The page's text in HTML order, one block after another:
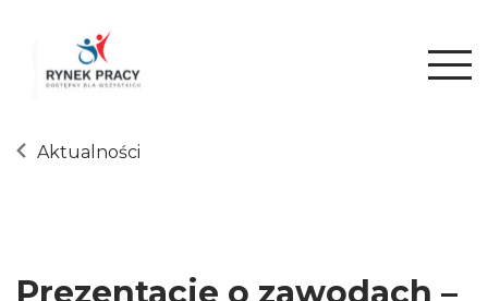
Aktualności
Prezentacje o zawodach –